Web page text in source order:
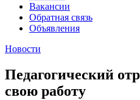
Вакансии
Обратная связь
Объявления
Новости
Педагогический
свою работу